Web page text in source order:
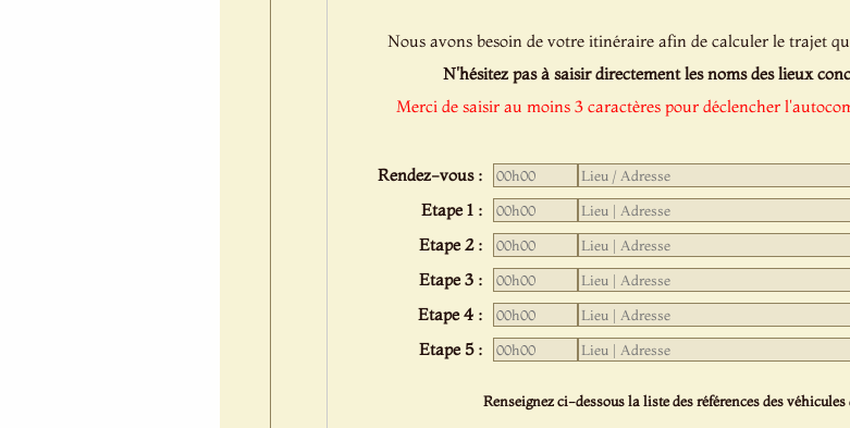
Nous avons besoin de votre itinéraire afin de calculer le trajet
N'hésitez pas à saisir directement les noms des lieux
Merci de saisir au moins 3 caractères pour déclencher
Rendez-vous :
Etape 1 :
Etape 2 :
Etape 3 :
Etape 4 :
Etape 5 :
Renseignez ci-dessous la liste des références des